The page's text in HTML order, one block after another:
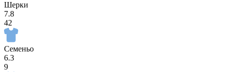
Шерки
7.8
42
Семеньо
6.3
9